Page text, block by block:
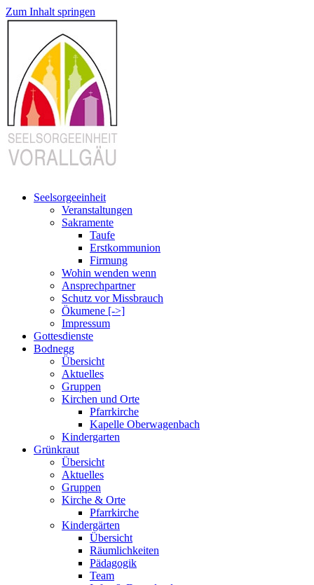
Zum Inhalt springen
Seelsorgeeinheit
Veranstaltungen
Sakramente
Taufe
Erstkommunion
Firmung
Wohin wenden wenn
Ansprechpartner
Schutz vor Missbrauch
Ökumene [->]
Impressum
Gottesdienste
Bodnegg
Übersicht
Aktuelles
Gruppen
Kirchen und Orte
Pfarrkirche
Kapelle Oberwagenbach
Kindergarten
Grünkraut
Übersicht
Aktuelles
Gruppen
Kirche & Orte
Pfarrkirche
Kindergärten
Übersicht
Räumlichkeiten
Pädagogik
Team